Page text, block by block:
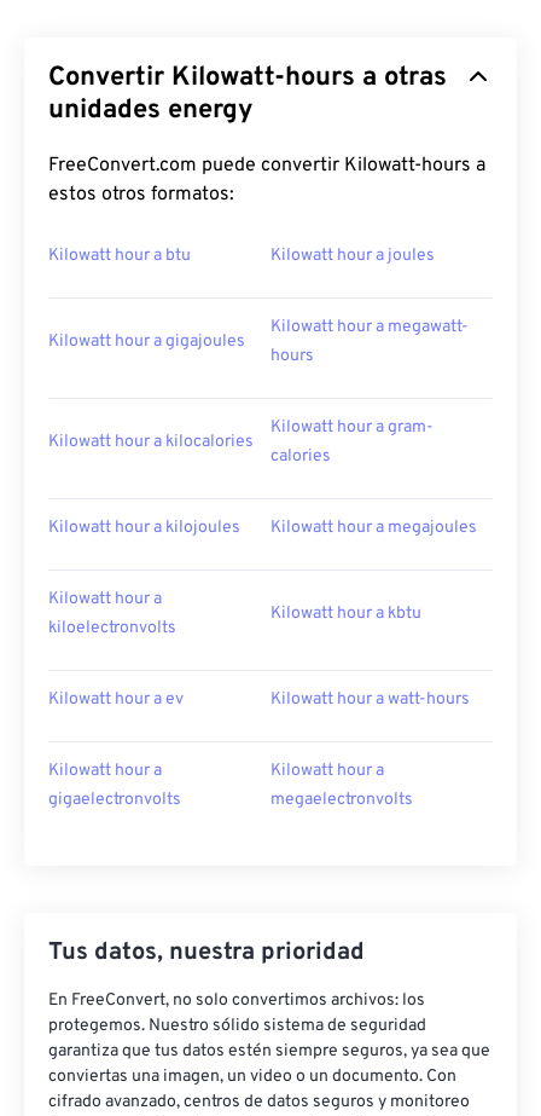
Convertir Kilowatt-hours a otras
unidades energy
FreeConvert.com puede convertir Kilowatt-hours a
estos otros formatos:
Kilowatt hour a btu Kilowatt hour a joules
Kilowatt hour a gigajoules
Kilowatt hour a megawatt-
hours
Kilowatt hour a kilocalories
Kilowatt hour a gram-
calories
Kilowatt hour a kilojoules Kilowatt hour a megajoules
Kilowatt hour a
kiloelectronvolts
Kilowatt hour a kbtu
Kilowatt hour a ev Kilowatt hour a watt-hours
Kilowatt hour a
gigaelectronvolts
Kilowatt hour a
megaelectronvolts
Tus datos, nuestra prioridad
En FreeConvert, no solo convertimos archivos: los
protegemos. Nuestro sólido sistema de seguridad
garantiza que tus datos estén siempre seguros, ya sea que
conviertas una imagen, un video o un documento. Con
cifrado avanzado, centros de datos seguros y monitoreo